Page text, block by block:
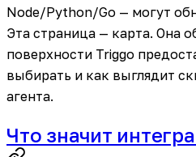
Node/Python/Go — могут
Эта страница — карта. Она
поверхности Triggo
выбирать и как выглядит
агента.
Что значит